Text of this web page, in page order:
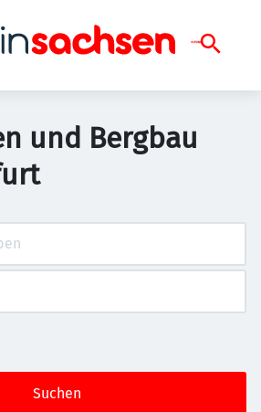
und Bergbau
Suchen